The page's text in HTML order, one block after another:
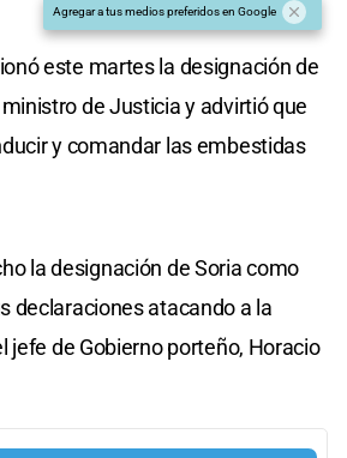
Agregar a tus medios preferidos en Google
este martes la designación de
de Justicia y advirtió que
y comandar las embestidas
la designación de Soria como
declaraciones atacando a la
jefe de Gobierno porteño, Horacio